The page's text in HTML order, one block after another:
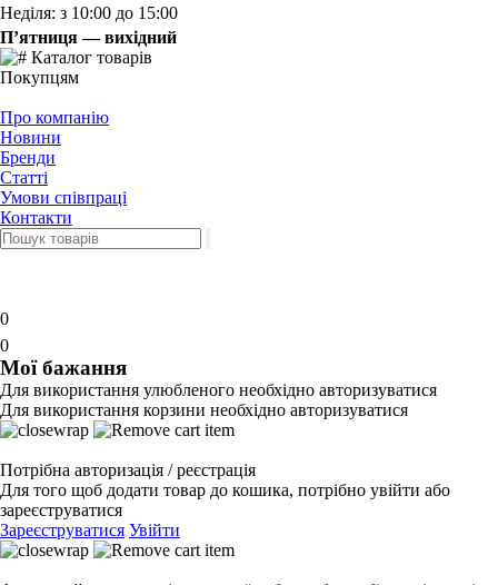
Неділя: з 10:00 до 15:00
П’ятниця — вихідний
Каталог товарів
Покупцям
Про компанію
Новини
Бренди
Статті
Умови співпраці
Контакти
0
0
Мої бажання
Для використання улюбленого необхідно авторизуватися
Для використання корзини необхідно авторизуватися
Потрібна авторизація / реєстрація
Для того щоб додати товар до кошика, потрібно увійти або
зареєструватися
Зареєструватися Увійти